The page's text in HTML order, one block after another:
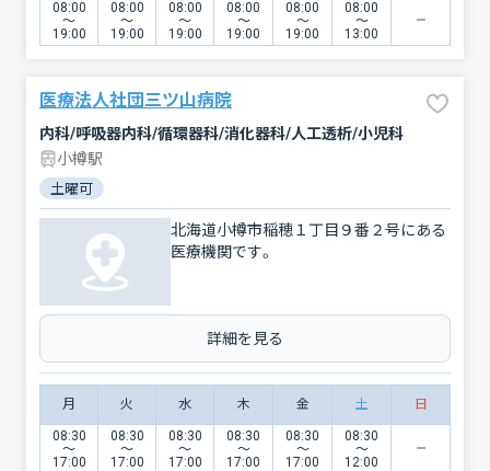
08:00
〜
19:00
08:00
〜
19:00
08:00
〜
19:00
08:00
〜
19:00
08:00
〜
19:00
08:00
〜
13:00
医療法人社団三ツ山病院
内科/呼吸器内科/循環器科/消化器科/人工透析/小児科
小樽駅
土曜可
北海道小樽市稲穂１丁目９番２号にある
医療機関です。
詳細を見る
月 火 水 木 金 土 日
08:30
〜
17:00
08:30
〜
17:00
08:30
〜
17:00
08:30
〜
17:00
08:30
〜
17:00
08:30
〜
12:00